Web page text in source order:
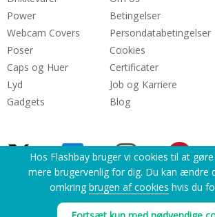
Power
Webcam Covers
Poser
Caps og Huer
Lyd
Gadgets
Betingelser
Persondatabetingelser
Cookies
Certificater
Job og Karriere
Blog
Brug for hjælp?
Hos Flashbay bruger vi cookies til at
mere brugervenlig for dig. Du kan ændre
omkring brugen af cookies hvis du